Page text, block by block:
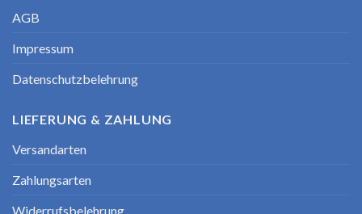
AGB
Impressum
Datenschutzbelehrung
LIEFERUNG & ZAHLUNG
Versandarten
Zahlungsarten
Widerrufsbelehrung